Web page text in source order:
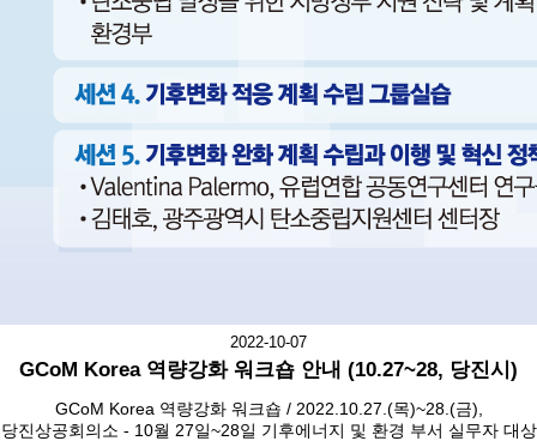
2022-10-07
GCoM Korea 역량강화 워크숍 안내 (10.27~28, 당진시)
GCoM Korea 역량강화 워크숍 / 2022.10.27.(목)~28.(금),
당진상공회의소 - 10월 27일~28일 기후에너지 및 환경 부서 실무자 대상